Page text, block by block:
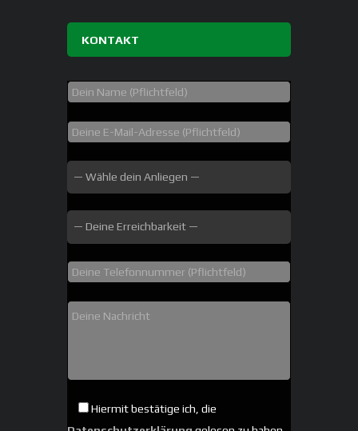
KONTAKT
Hiermit bestätige ich, die